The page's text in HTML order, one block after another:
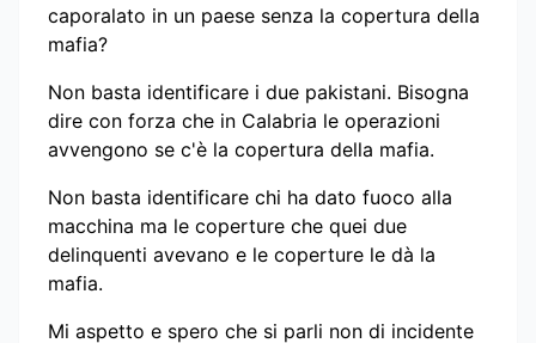
caporalato in un paese senza la copertura della
mafia?
Non basta identificare i due pakistani. Bisogna
dire con forza che in Calabria le operazioni
avvengono se c'è la copertura della mafia.
Non basta identificare chi ha dato fuoco alla
macchina ma le coperture che quei due
delinquenti avevano e le coperture le dà la
mafia.
Mi aspetto e spero che si parli non di incidente